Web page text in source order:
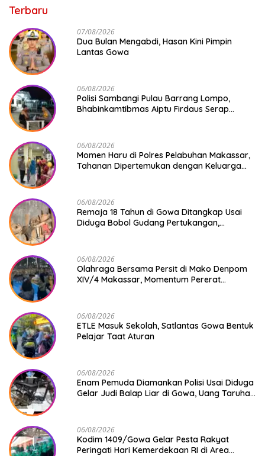
Terbaru
07/08/2026
Dua Bulan Mengabdi, Hasan Kini Pimpin
Lantas Gowa
06/08/2026
Polisi Sambangi Pulau Barrang Lompo,
Bhabinkamtibmas Aiptu Firdaus Serap
06/08/2026
Momen Haru di Polres Pelabuhan Makassar,
Tahanan Dipertemukan dengan Keluarga
06/08/2026
Remaja 18 Tahun di Gowa Ditangkap Usai
Diduga Bobol Gudang Pertukangan,
06/08/2026
Olahraga Bersama Persit di Mako Denpom
XIV/4 Makassar, Momentum Pererat
06/08/2026
ETLE Masuk Sekolah, Satlantas Gowa Bentuk
Pelajar Taat Aturan
06/08/2026
Enam Pemuda Diamankan Polisi Usai Diduga
Gelar Judi Balap Liar di Gowa, Uang Taruhan
06/08/2026
Kodim 1409/Gowa Gelar Pesta Rakyat
Peringati Hari Kemerdekaan RI di Area